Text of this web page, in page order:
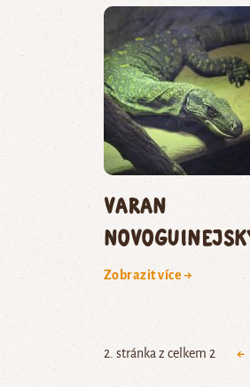
varan
Zobrazit více →
2. stránka z celkem 2 ←